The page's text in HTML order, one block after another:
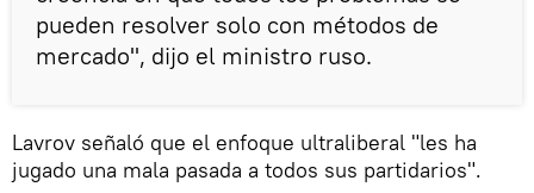
pueden resolver solo con métodos de
mercado", dijo el ministro ruso.
Lavrov señaló que el enfoque ultraliberal "les ha
jugado una mala pasada a todos sus partidarios".